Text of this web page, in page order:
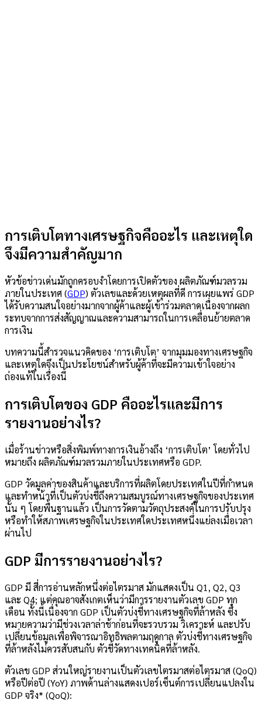
การเติบโตทางเศรษฐกิจคืออะไร และเหตุใด
จึงมีความสำคัญมาก
หัวข้อข่าวเด่นมักถูกครอบงำโดยการเปิดตัวของ ผลิตภัณฑ์มวลรวม
ภายในประเทศ (GDP) ตัวเลขและด้วยเหตุผลที่ดี การเผยแพร่ GDP
ได้รับความสนใจอย่างมากจากผู้ค้าและผู้เข้าร่วมตลาดเนื่องจากผลก
ระทบจากการส่งสัญญาณและความสามารถในการเคลื่อนย้ายตลาด
การเงิน
บทความนี้สำรวจแนวคิดของ ‘การเติบโต’ จากมุมมองทางเศรษฐกิจ
และเหตุใดจึงเป็นประโยชน์สำหรับผู้ค้าที่จะมีความเข้าใจอย่าง
ถ่องแท้ในเรื่องนี้
การเติบโตของ GDP คืออะไรและมีการ
รายงานอย่างไร?
เมื่อร้านข่าวหรือสิ่งพิมพ์ทางการเงินอ้างถึง ‘การเติบโต’ โดยทั่วไป
หมายถึง ผลิตภัณฑ์มวลรวมภายในประเทศหรือ GDP.
GDP วัดมูลค่าของสินค้าและบริการที่ผลิตโดยประเทศในปีที่กำหนด
และทำหน้าที่เป็นตัวบ่งชี้ถึงความสมบูรณ์ทางเศรษฐกิจของประเทศ
นั้น ๆ โดยพื้นฐานแล้ว เป็นการวัดตามวัตถุประสงค์ในการปรับปรุง
หรือทำให้สภาพเศรษฐกิจในประเทศใดประเทศหนึ่งแย่ลงเมื่อเวลา
ผ่านไป
GDP มีการรายงานอย่างไร?
GDP มี สี่การอ่านหลักหนึ่งต่อไตรมาส มักแสดงเป็น Q1, Q2, Q3
และ Q4; แต่คุณอาจสังเกตเห็นว่ามีการรายงานตัวเลข GDP ทุก
เดือน ทั้งนี้เนื่องจาก GDP เป็นตัวบ่งชี้ทางเศรษฐกิจที่ล้าหลัง ซึ่ง
หมายความว่ามีช่วงเวลาล่าช้าก่อนที่จะรวบรวม วิเคราะห์ และปรับ
เปลี่ยนข้อมูลเพื่อพิจารณาอิทธิพลตามฤดูกาล ตัวบ่งชี้ทางเศรษฐกิจ
ที่ล้าหลังไม่ควรสับสนกับ ตัวชี้วัดทางเทคนิคที่ล้าหลัง.
ตัวเลข GDP ส่วนใหญ่รายงานเป็นตัวเลขไตรมาสต่อไตรมาส (QoQ)
หรือปีต่อปี (YoY) ภาพด้านล่างแสดงเปอร์เซ็นต์การเปลี่ยนแปลงใน
GDP จริง* (QoQ):